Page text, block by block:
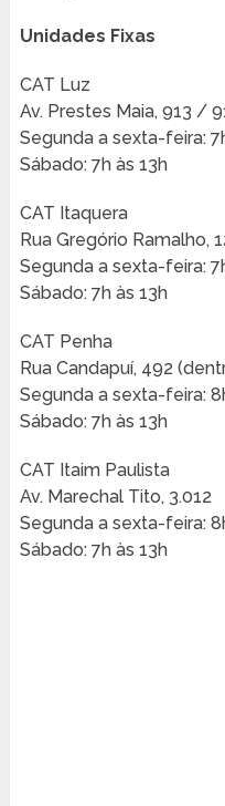
Unidades Fixas
CAT Luz
Av. Prestes Maia, 913 /
Segunda a sexta-feira:
Sábado: 7h às 13h
CAT Itaquera
Rua Gregório Ramalho,
Segunda a sexta-feira:
Sábado: 7h às 13h
CAT Penha
Rua Candapuí, 492
Segunda a sexta-feira:
Sábado: 7h às 13h
CAT Itaim Paulista
Av. Marechal Tito, 3.012
Segunda a sexta-feira:
Sábado: 7h às 13h